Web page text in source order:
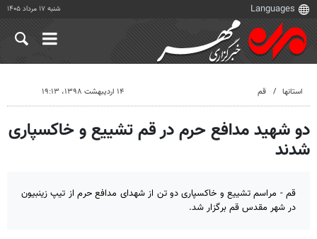
شنبه ۱۷ مرداد ۱۴۰۵
استانها قم ۱۴ اردیبهشت ۱۳۹۸، ۱۹:۱۳
دو شهید مدافع حرم در قم تشییع و خاکسپاری
شدند
قم - مراسم تشییع و خاکسپاری دو تن از شهدای مدافع حرم از تیپ زینبیون
در شهر مقدس قم برگزار شد.